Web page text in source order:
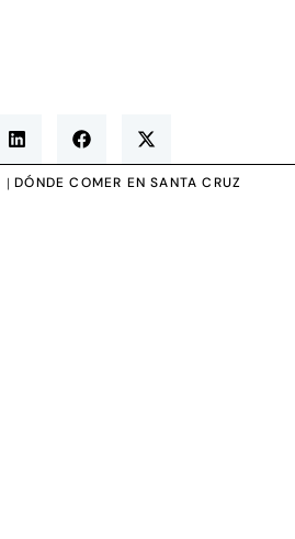
| DÓNDE COMER EN SANTA CRUZ